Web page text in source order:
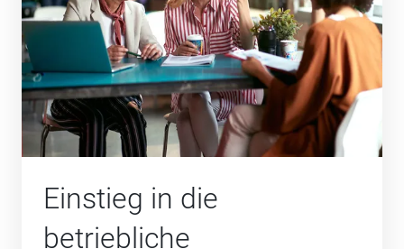
Einstieg in die
betriebliche